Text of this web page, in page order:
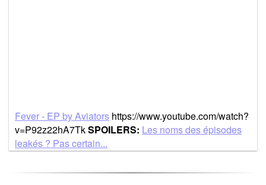
Fever - EP by Aviators https://www.youtube.com/watch?
v=P92z22hA7TkSPOILERS: Les noms des épisodes
leakés ? Pas certain...